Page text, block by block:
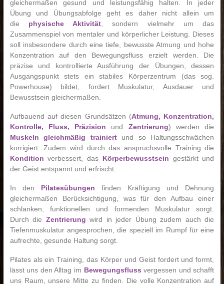
gleichermaßen gesund und leistungsfähig halten. In jeder
Übung und Übungsabfolge geht es daher nicht allein um
die physische Aktivität , sondern vielmehr um das
Zusammenspiel von mentaler und körperlicher Leistung. Dieses
soll insbesondere durch eine tiefe, bewusste Atmung und hohe
Konzentration auf den Bewegungsfluss erzielt werden. Die
präzise und kontrollierte Ausführung der Übungen, dessen
Ausgangspunkt stets ein stabiles Körperzentrum (das sog.
Powerhouse) bildet, fordert Muskulatur, Ausdauer und
Bewusstsein gleichermaßen.
Aufbauend auf diesen Grundsätzen (Atmung, Konzentration,
Kontrolle, Fluss, Präzision und Zentrierung) werden die
Muskeln gleichmäßig trainiertund so Haltungsschwächen
korrigiert. Zudem wird durch das anspruchsvolle Training die
Kondition verbessert, das Körperbewusstsein gestärkt und
der Geist entspannt und erfrischt.
In den Pilatesübungen finden Kräftigung und Dehnung
gleichermaßen Berücksichtigung, was für den Aufbau einer
schlanken, funktionellen und formenden Muskulatur sorgt.
Durch die Zentrierung wird in jeder Übung zudem auch die
Tiefenmuskulatur angesprochen, die speziell im Rumpf für eine
aufrechte, gesunde Haltung sorgt.
Pilates als ein Training, das Körper und Geist fordert und formt,
lässt uns den Alltag im Bewegungsfluss vergessen und schafft
uns Raum, unsere Mitte zu finden. Die volle Konzentration auf